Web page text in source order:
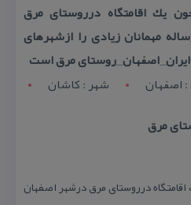
یك اقامتگاه درروستای مرق
مهمانان زیادی را ازشهرهای
مرق است
اصفهان شهر : کاشان
مرق
درروستای مرق درشهر اصفهان